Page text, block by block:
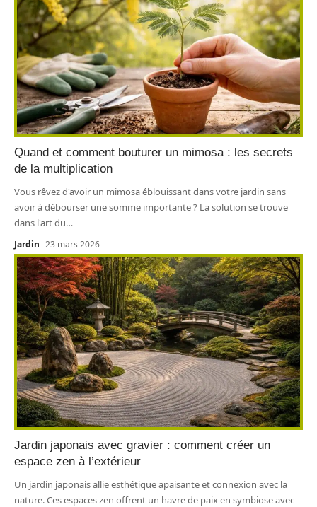
Quand et comment bouturer un mimosa : les secrets
de la multiplication
Vous rêvez d'avoir un mimosa éblouissant dans votre jardin sans
avoir à débourser une somme importante ? La solution se trouve
dans l'art du…
Jardin 23 mars 2026
Jardin japonais avec gravier : comment créer un
espace zen à l’extérieur
Un jardin japonais allie esthétique apaisante et connexion avec la
nature. Ces espaces zen offrent un havre de paix en symbiose avec